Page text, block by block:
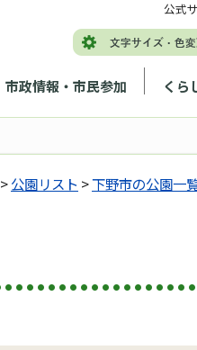
市政情報・市民参加 くら
公式
>公園リスト >下野市の公園一